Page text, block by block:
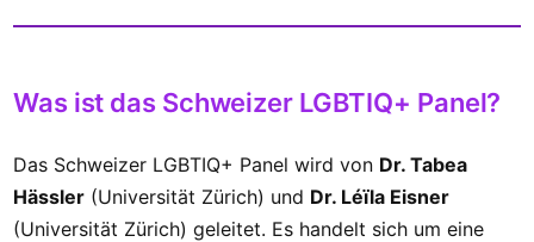
Was ist das Schweizer LGBTIQ+ Panel?
Das Schweizer LGBTIQ+ Panel wird von Dr. Tabea
Hässler (Universität Zürich) und Dr. Léïla Eisner
(Universität Zürich) geleitet. Es handelt sich um eine